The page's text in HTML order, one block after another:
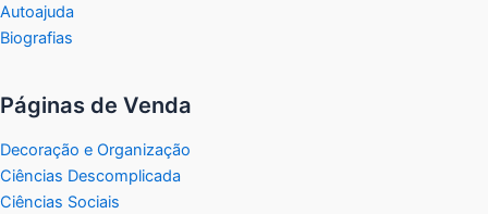
Autoajuda
Biografias
Páginas de Venda
Decoração e Organização
Ciências Descomplicada
Ciências Sociais